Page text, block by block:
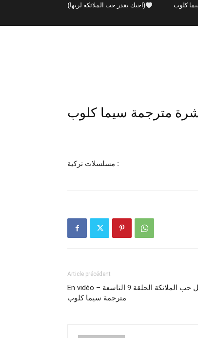
(احبك بقدر حب الملائكه لربها)
مسلسلات تركية :
Article précédent
En vidéo – مسلسل حب الملائكة الحلقة 9 التاسعة
مترجمة سيما كلوب